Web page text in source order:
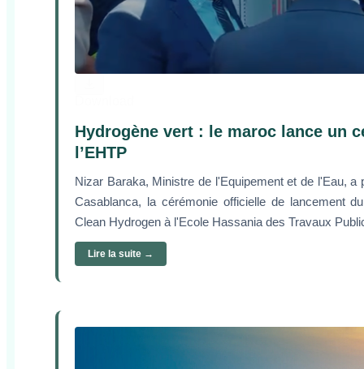
Hydrogène vert : le maroc lance un
l’EHTP
Nizar Baraka, Ministre de l'Equipement et de l'Eau, a
Casablanca, la cérémonie officielle de lancement
Clean Hydrogen à l'Ecole Hassania des Travaux
Lire la suite →